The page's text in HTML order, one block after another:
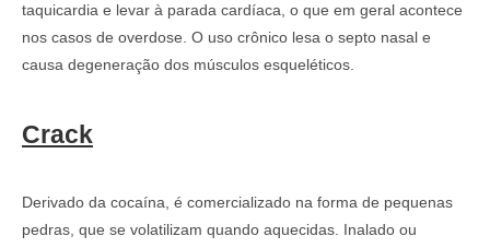
taquicardia e levar à parada cardíaca, o que em geral acontece
nos casos de overdose. O uso crônico lesa o septo nasal e
causa degeneração dos músculos esqueléticos.
Crack
Derivado da cocaína, é comercializado na forma de pequenas
pedras, que se volatilizam quando aquecidas. Inalado ou